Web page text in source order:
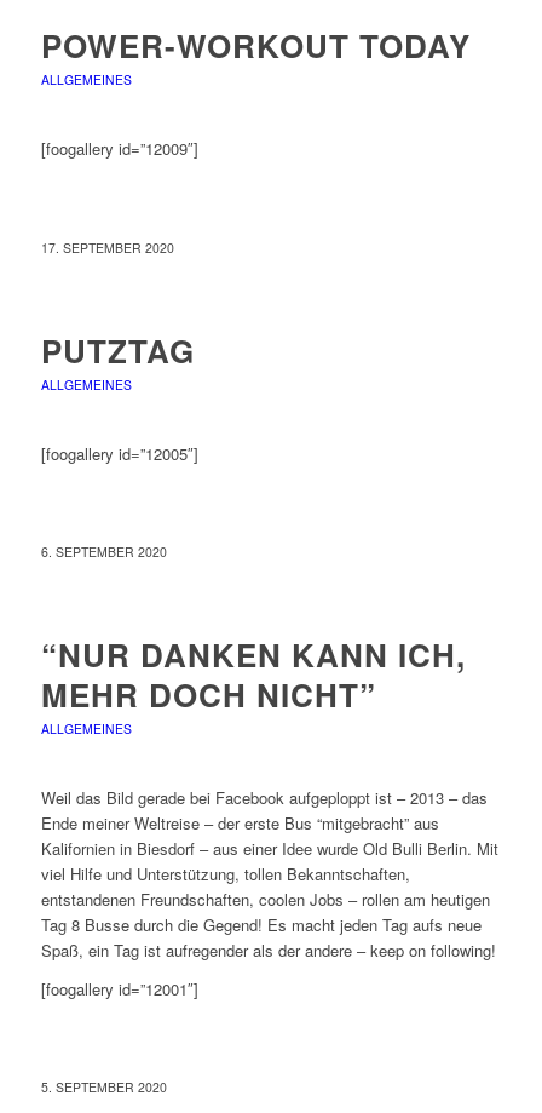
POWER-WORKOUT TODAY
ALLGEMEINES
[foogallery id=”12009″]
17. SEPTEMBER 2020
PUTZTAG
ALLGEMEINES
[foogallery id=”12005″]
6. SEPTEMBER 2020
“NUR DANKEN KANN ICH,
MEHR DOCH NICHT”
ALLGEMEINES
Weil das Bild gerade bei Facebook aufgeploppt ist – 2013 – das
Ende meiner Weltreise – der erste Bus “mitgebracht” aus
Kalifornien in Biesdorf – aus einer Idee wurde Old Bulli Berlin. Mit
viel Hilfe und Unterstützung, tollen Bekanntschaften,
entstandenen Freundschaften, coolen Jobs – rollen am heutigen
Tag 8 Busse durch die Gegend! Es macht jeden Tag aufs neue
Spaß, ein Tag ist aufregender als der andere – keep on following!
[foogallery id=”12001″]
5. SEPTEMBER 2020